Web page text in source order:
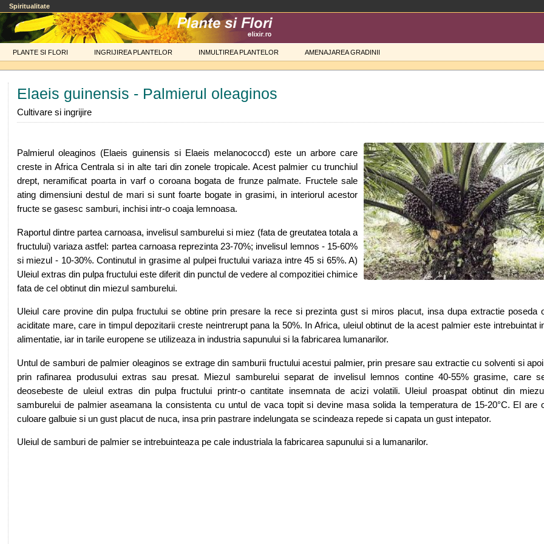
Spiritualitate
PLANTE SI FLORI INGRIJIREA PLANTELOR INMULTIREA PLANTELOR AMENAJAREA GRADINII
Elaeis guinensis - Palmierul oleaginos
Cultivare si ingrijire
Palmierul oleaginos (Elaeis guinensis si Elaeis melanococcd) este un arbore care
creste in Africa Centrala si in alte tari din zonele tropicale. Acest palmier cu trunchiul
drept, neramificat poarta in varf o coroana bogata de frunze palmate. Fructele sale
ating dimensiuni destul de mari si sunt foarte bogate in grasimi, in interiorul acestor
fructe se gasesc samburi, inchisi intr-o coaja lemnoasa.
Raportul dintre partea carnoasa, invelisul samburelui si miez (fata de greutatea totala a
fructului) variaza astfel: partea carnoasa reprezinta 23-70%; invelisul lemnos - 15-60%
si miezul - 10-30%. Continutul in grasime al pulpei fructului variaza intre 45 si 65%. A)
Uleiul extras din pulpa fructului este diferit din punctul de vedere al compozitiei chimice
fata de cel obtinut din miezul samburelui.
Uleiul care provine din pulpa fructului se obtine prin presare la rece si prezinta gust si miros placut, insa dupa extractie poseda
aciditate mare, care in timpul depozitarii creste neintrerupt pana la 50%. In Africa, uleiul obtinut de la acest palmier este intrebuintat
alimentatie, iar in tarile europene se utilizeaza in industria sapunului si la fabricarea lumanarilor.
Untul de samburi de palmier oleaginos se extrage din sam­burii fructului acestui palmier, prin presare sau extractie cu solventi si
prin rafinarea produsului extras sau presat. Miezul samburelui separat de invelisul lemnos contine 40-55% grasime, care
deosebeste de uleiul extras din pulpa fructului printr-o cantitate insemnata de acizi volatili. Uleiul proaspat obtinut din
samburelui de palmier aseamana la consistenta cu untul de vaca topit si devine masa solida la temperatura de 15-20°C. El are
culoare galbuie si un gust placut de nuca, insa prin pastrare indelungata se scindeaza repede si capata un gust intepator.
Uleiul de samburi de palmier se intrebuinteaza pe cale industriala la fabricarea sapunului si a lumanarilor.